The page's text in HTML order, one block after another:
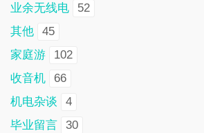
业余无线电
52
其他
45
家庭游
102
收音机
66
机电杂谈
4
毕业留言
30